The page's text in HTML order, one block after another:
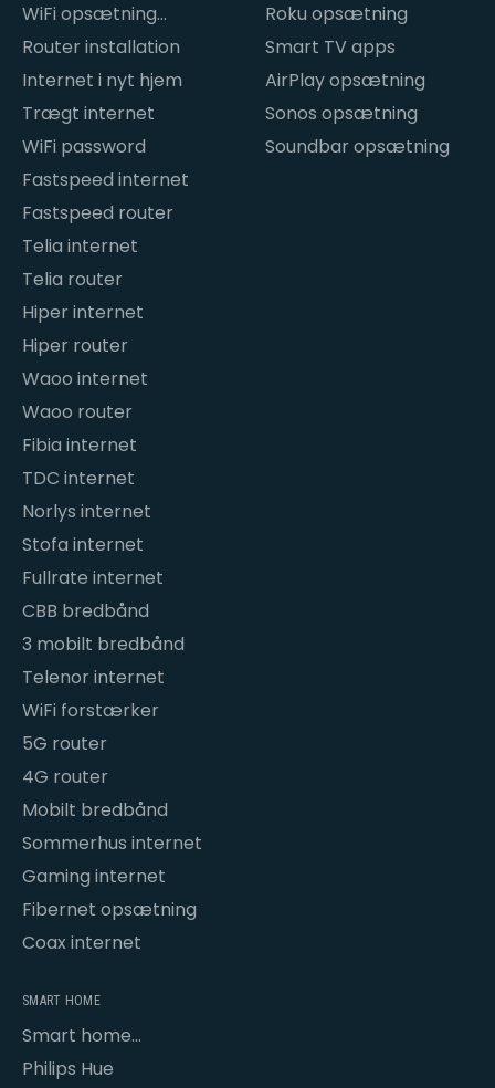
WiFi opsætning
hjemme
Router installation
Internet i nyt hjem
Trægt internet
WiFi password
Fastspeed internet
Fastspeed router
Telia internet
Telia router
Hiper internet
Hiper router
Waoo internet
Waoo router
Fibia internet
TDC internet
Norlys internet
Stofa internet
Fullrate internet
CBB bredbånd
3 mobilt bredbånd
Telenor internet
WiFi forstærker
5G router
4G router
Mobilt bredbånd
Sommerhus internet
Gaming internet
Fibernet opsætning
Coax internet
Roku opsætning
Smart TV apps
AirPlay opsætning
Sonos opsætning
Soundbar opsætning
SMART HOME
Smart home
opsætning
Philips Hue